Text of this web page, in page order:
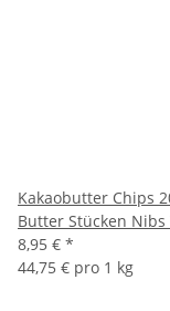
Kakaobutter Chips
Butter Stücken
8,95 € *
44,75 € pro 1 kg